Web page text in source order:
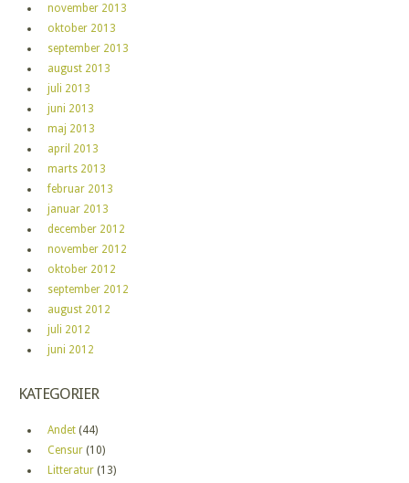
november 2013
oktober 2013
september 2013
august 2013
juli 2013
juni 2013
maj 2013
april 2013
marts 2013
februar 2013
januar 2013
december 2012
november 2012
oktober 2012
september 2012
august 2012
juli 2012
juni 2012
KATEGORIER
Andet (44)
Censur (10)
Litteratur (13)